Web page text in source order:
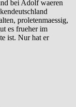
bei Adolf waeren
proletenmaessig,
es frueher im
ist. Nur hat er